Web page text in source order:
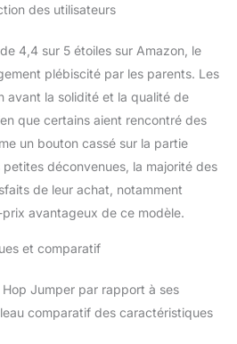
confortablement à
prise en main des jouets
est optimisée et
agréable, ils sont alors
faciles à saisir. De plus,
une sangle permet de
fixer le sauteur plié pour
le transport.
Skip
Hop, les Incontournables
en Mieux - Depuis 2017,
Skip Hop s'est engagé à
rendre l'éducation de vos
repensons tous les
produits essentiels (sacs
des utilisateurs
4,4 sur 5 étoiles sur Amazon, le
plébiscité par les parents. Les
avant la solidité et la qualité de
que certains aient rencontré des
un bouton cassé sur la partie
déconvenues, la majorité des
de leur achat, notamment
avantageux de ce modèle.
et comparatif
Jumper par rapport à ses
comparatif des caractéristiques